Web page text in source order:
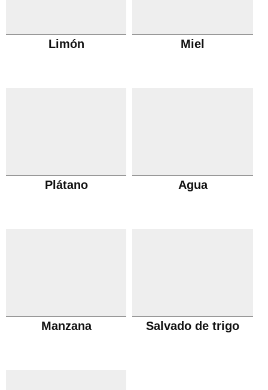
Limón Miel
Plátano Agua
Manzana Salvado de trigo